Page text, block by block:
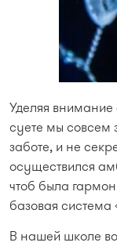
Уделяя внимание
суете мы совсем
заботе, и не
осуществился
чтоб была
базовая система
В нашей школе